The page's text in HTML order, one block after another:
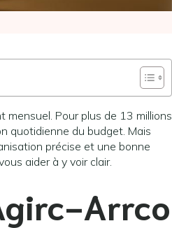
mensuel. Pour plus de 13 millions
quotidienne du budget. Mais
précise et une bonne
aider à y voir clair.
Arrco